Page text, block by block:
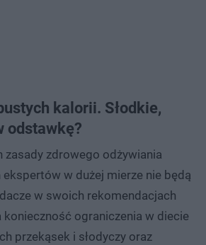
kalorii. Słodkie,
odstawkę?
zasady zdrowego odżywiania
w dużej mierze nie będą
w swoich rekomendacjach
konieczność ograniczenia w diecie
przekąsek i słodyczy oraz